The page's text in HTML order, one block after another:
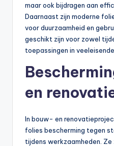
maar ook bijdragen aan
Daarnaast zijn moderne
voor duurzaamheid en
geschikt zijn voor zowel
toepassingen in
en
In bouw- en
folies bescherming tegen
tijdens werkzaamheden.